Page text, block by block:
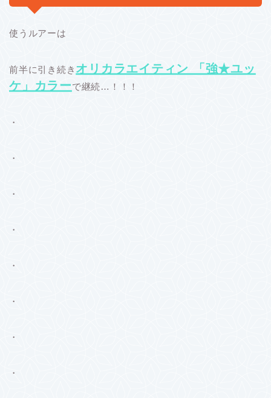
使うルアーは
前半に引き続き オリカラエイティン 「強★ユッ
ケ」カラーで継続…！！！
・
・
・
・
・
・
・
・